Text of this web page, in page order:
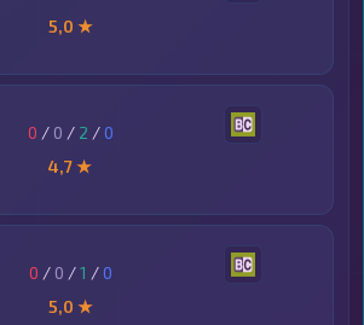
5,0 ★
0 / 0 / 2 /0
4,7 ★
0 / 0 /1 /0
5,0 ★